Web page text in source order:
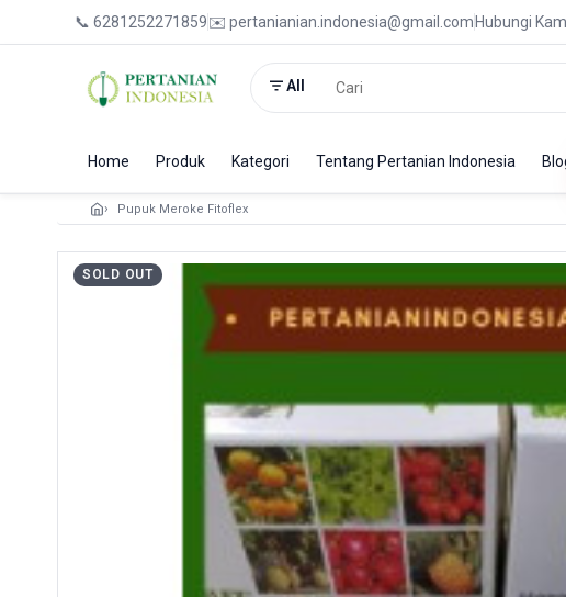
📞 6281252271859✉️ pertanianian.indonesia@gmail.com Hubungi
All
Home Produk Kategori Tentang Pertanian Indonesia
Pupuk Meroke Fitoflex
SOLD OUT